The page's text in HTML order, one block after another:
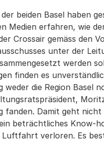
der beiden Basel haben
Medien erfahren, wie
Crossair gemäss den
unter der
werden
finden es
weder die Region Basel
fanden. Damit geht
beträchtliches Know-
Luftfahrt verloren. Es